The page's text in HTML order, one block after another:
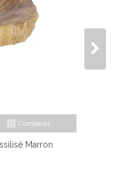
Comparer
Marron